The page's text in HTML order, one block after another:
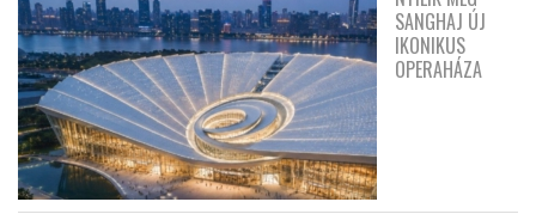
SANGHAJ ÚJ
IKONIKUS
OPERAHÁZA